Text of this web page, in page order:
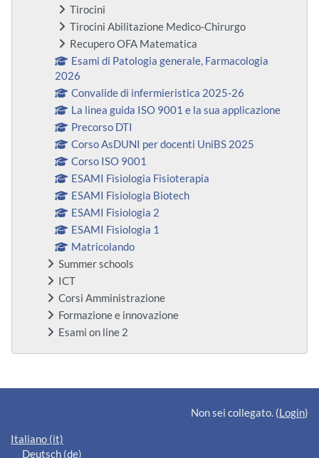
Tirocini
Tirocini Abilitazione Medico-Chirurgo
Recupero OFA Matematica
Esami di Patologia generale, Farmacologia
2026
Convalide di infermieristica 2025-26
La linea guida ISO 9001 e la sua applicazione
Precorso DTI
Corso AsDUNI per docenti UniBS 2025
Corso ISO 9001
ESAMI Fisiologia Fisioterapia
ESAMI Fisiologia Biotech
ESAMI Fisiologia 2
ESAMI Fisiologia 1
Matricolando
Summer schools
ICT
Corsi Amministrazione
Formazione e innovazione
Esami on line 2
Blocchi supplementari
Non sei collegato. (Login)
Italiano ‎(it)‎
Deutsch ‎(de)‎